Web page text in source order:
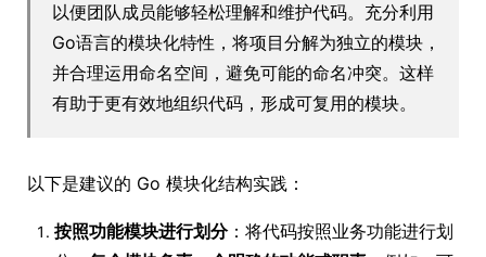
以便团队成员能够轻松理解和维护代码。充分利用
Go语言的模块化特性，将项目分解为独立的模块，
并合理运用命名空间，避免可能的命名冲突。这样
有助于更有效地组织代码，形成可复用的模块。
以下是建议的 Go 模块化结构实践：
按照功能模块进行划分：将代码按照业务功能进行划